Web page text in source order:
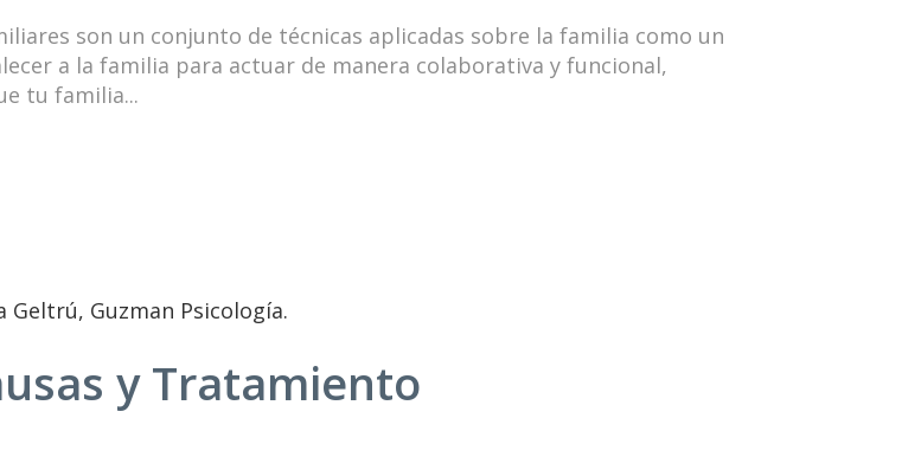
son un conjunto de técnicas aplicadas sobre la familia como un
a la familia para actuar de manera colaborativa y funcional,
tu familia...
y Tratamiento